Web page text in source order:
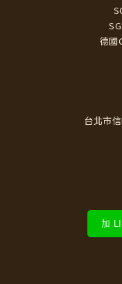
德國
台北市
加